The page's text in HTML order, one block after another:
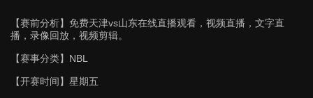
【赛前分析】 免费天津vs山东在线直播观看，视频直播，文字直
播，录像回放，视频剪辑。
【赛事分类】 NBL
【开赛时间】 星期五